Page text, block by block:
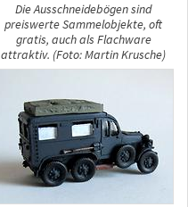
Die Ausschneidebögen sind
preiswerte Sammelobjekte, oft
gratis, auch als Flachware
attraktiv. (Foto: Martin Krusche)